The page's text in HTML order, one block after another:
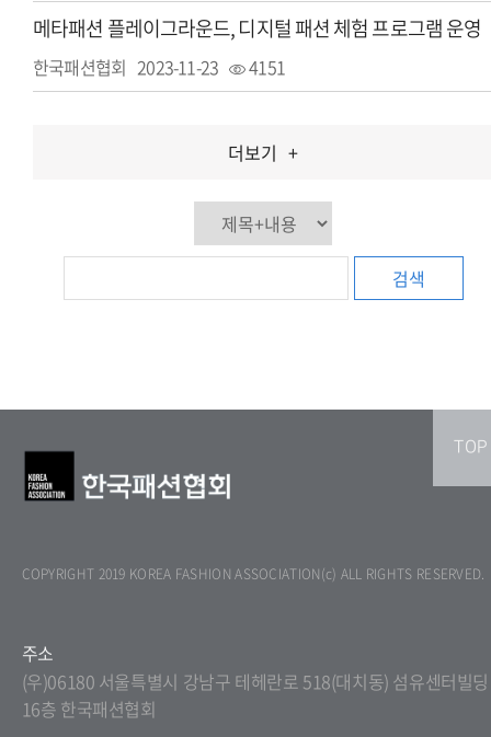
메타패션 플레이그라운드, 디지털 패션 체험 프로그램 운영
한국패션협회 2023-11-23 4151
더보기 +
검색
COPYRIGHT 2019 KOREA FASHION ASSOCIATION(c) ALL RIGHTS RESERVED.
주소
(우)06180 서울특별시 강남구 테헤란로 518(대치동) 섬유센터빌딩
16층 한국패션협회
TOP